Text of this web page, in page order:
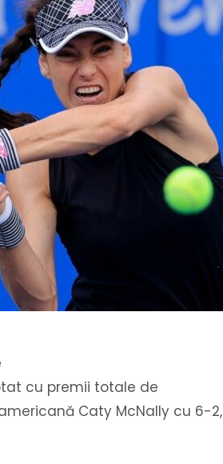
cu premii totale de
Caty McNally cu 6-2,